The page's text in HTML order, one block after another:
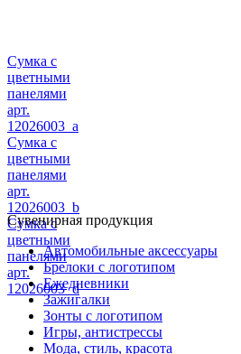
Сумка с
цветными
панелями
арт.
12026003_a
Сумка с
цветными
панелями
арт.
12026003_b
Сумка с
цветными
панелями
арт.
12026003_d
Сувенирная продукция
Автомобильные аксессуары
Брелоки с логотипом
Ежедневники
Зажигалки
Зонты с логотипом
Игры, антистрессы
Мода, стиль, красота